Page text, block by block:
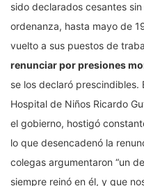
sido declarados cesantes
ordenanza, hasta mayo de
vuelto a sus puestos de
renunciar por presiones
se los declaró prescindibles.
Hospital de Niños Ricardo
el gobierno, hostigó
lo que desencadenó la
colegas argumentaron “un
siempre reinó en él, y que